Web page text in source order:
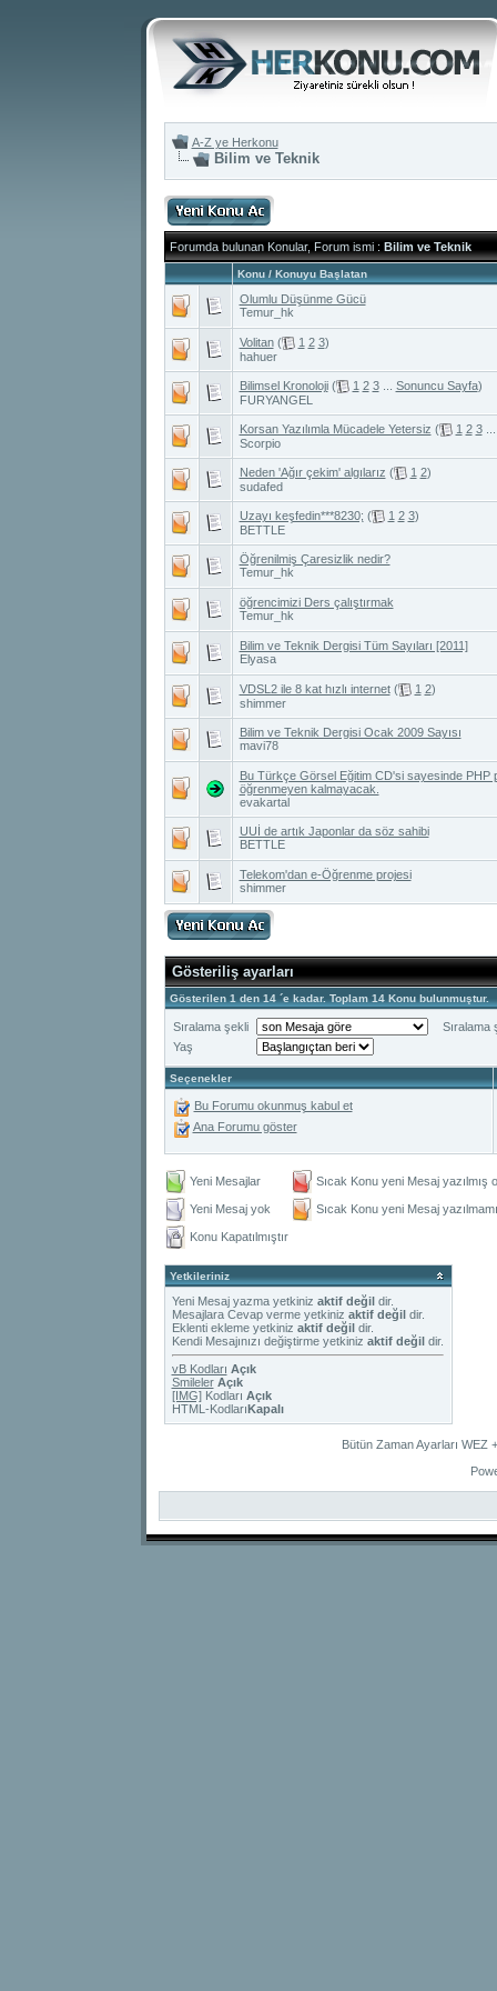
A-Z ye Herkonu
Bilim ve Teknik
Forumda bulunan Konular, Forum ismi: Bilim ve Teknik
Konu/ Konuyu Başlatan
Olumlu Düşünme Gücü
Temur_hk
Volitan ( 1 2 3)
hahuer
Bilimsel Kronoloji ( 1 2 3... Sonuncu Sayfa)
FURYANGEL
Korsan Yazılımla Mücadele Yetersiz ( 1 2 3
Scorpio
Neden 'Ağır çekim' algılarız ( 1 2)
sudafed
Uzayı keşfedin***8230; ( 1 2 3)
BETTLE
Öğrenilmiş Çaresizlik nedir?
Temur_hk
öğrencimizi Ders çalıştırmak
Temur_hk
Bilim ve Teknik Dergisi Tüm Sayıları [2011]
Elyasa
VDSL2 ile 8 kat hızlı internet ( 1 2)
shimmer
Bilim ve Teknik Dergisi Ocak 2009 Sayısı
mavi78
Bu Türkçe Görsel Eğitim CD'si sayesinde PHP
öğrenmeyen kalmayacak.
evakartal
UUİ de artık Japonlar da söz sahibi
BETTLE
Telekom'dan e-Öğrenme projesi
shimmer
Gösteriliş ayarları
Gösterilen 1 den 14 ´e kadar. Toplam 14 Konu bulunmuştur.
Sıralama şekli
Sıralama
Yaş
Seçenekler
Bu Forumu okunmuş kabul et
Ana Forumu göster
Yeni Mesajlar Sıcak Konu yeni Mesaj yazılmış
Yeni Mesaj yok Sıcak Konu yeni Mesaj
Konu Kapatılmıştır
Yetkileriniz
Yeni Mesaj yazma yetkiniz aktif değildir.
Mesajlara Cevap verme yetkiniz aktif değildir.
Eklenti ekleme yetkiniz aktif değildir.
Kendi Mesajınızı değiştirme yetkiniz aktif değildir.
vB Kodları Açık
Smileler Açık
[IMG]Kodları Açık
HTML-KodlarıKapalı
Bütün Zaman Ayarları WEZ